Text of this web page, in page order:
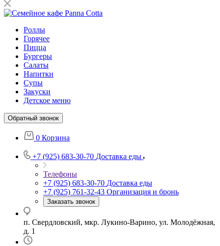
Роллы
Горячее
Пицца
Бургеры
Салаты
Напитки
Супы
Закуски
Детское меню
Обратный звонок
0 Корзина
+7 (925) 683-30-70 Доставка еды
Телефоны
+7 (925) 683-30-70 Доставка еды
+7 (925) 761-32-43 Организация и бронь
Заказать звонок
п. Свердловский, мкр. Лукино-Варино, ул. Молодёжная,
д. 1